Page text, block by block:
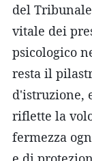
del
vitale dei
psicologico
resta il
d'istruzione,
riflette la
fermezza